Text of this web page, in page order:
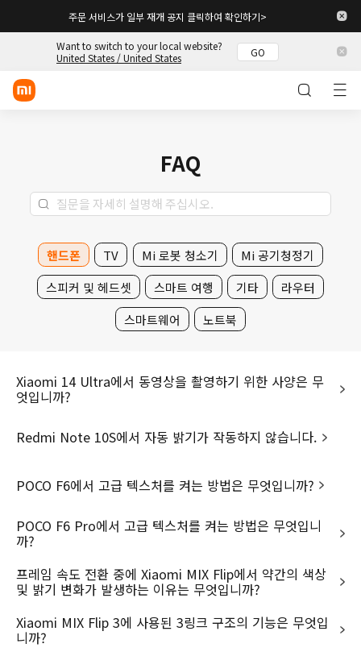
로그인/회원 가입
모바일
스마트 홈
라이프스타일
POCO
스토리
이용약관
개인정보 처리방침
고객 지원
사용자 가이드
Xiaomi 스토어 찾기
배송FAQ
전화 문의: 070-8015-1154
모든 상품
웨어러블
Xiaomi For Business
회사소개
HSBC은행 채무지급보증 안내—— 당
사는 고객님이 현금 결제한 금액에 대
체결에하여 안전거래를 보증하고 있습
주문 서비스가 일부 재개 공지 클릭하여 확인하기>
Want to switch to your local website?
United States / United States
GO
FAQ
핸드폰 TV Mi 로봇 청소기
Mi 공기청정기
스피커 및 헤드셋
스마트 여행 기타
라우터
스마트웨어
노트북
Xiaomi 14 Ultra에서 동영상을 촬영하기 위한 사양은 무
엇입니까?
Redmi Note 10S에서 자동 밝기가 작동하지 않습니다.
POCO F6에서 고급 텍스처를 켜는 방법은 무엇입니까?
POCO F6 Pro에서 고급 텍스처를 켜는 방법은 무엇입니
까?
프레임 속도 전환 중에 Xiaomi MIX Flip에서 약간의 색상
및 밝기 변화가 발생하는 이유는 무엇입니까?
Xiaomi MIX Flip 3에 사용된 3링크 구조의 기능은 무엇입
니까?